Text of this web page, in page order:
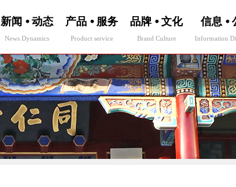
新闻 ⦁ 动态
News Dynamics
产品 ⦁ 服务
Product service
品牌 ⦁ 文化
Brand Culture
信息 ⦁
Information